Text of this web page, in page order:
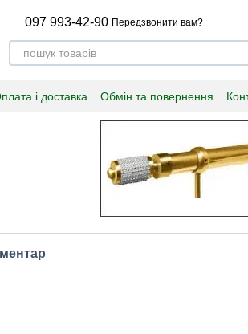
097 993-42-90 Передзвонити вам?
і доставка Обмін та повернення